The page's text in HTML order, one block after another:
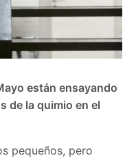
están ensayando
de la quimio en el
pequeños, pero